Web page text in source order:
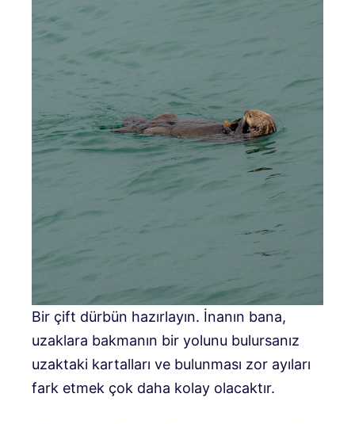
Bir çift dürbün hazırlayın. İnanın bana,
uzaklara bakmanın bir yolunu bulursanız
uzaktaki kartalları ve bulunması zor ayıları
fark etmek çok daha kolay olacaktır.